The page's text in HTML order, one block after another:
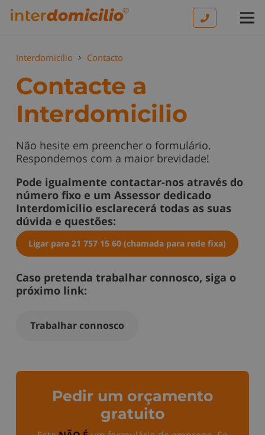
Interdomicilio Contacto
Contacte a
Interdomicilio
Não hesite em preencher o formulário.
Respondemos com a maior brevidade!
Pode igualmente contactar-nos através do
número fixo e um Assessor dedicado
Interdomicilio esclarecerá todas as suas
dúvida e questões:
Ligar para 21 757 15 60 (chamada para rede fixa)
Caso pretenda trabalhar connosco, siga o
próximo link:
Trabalhar connosco
Pedir um orçamento
gratuito